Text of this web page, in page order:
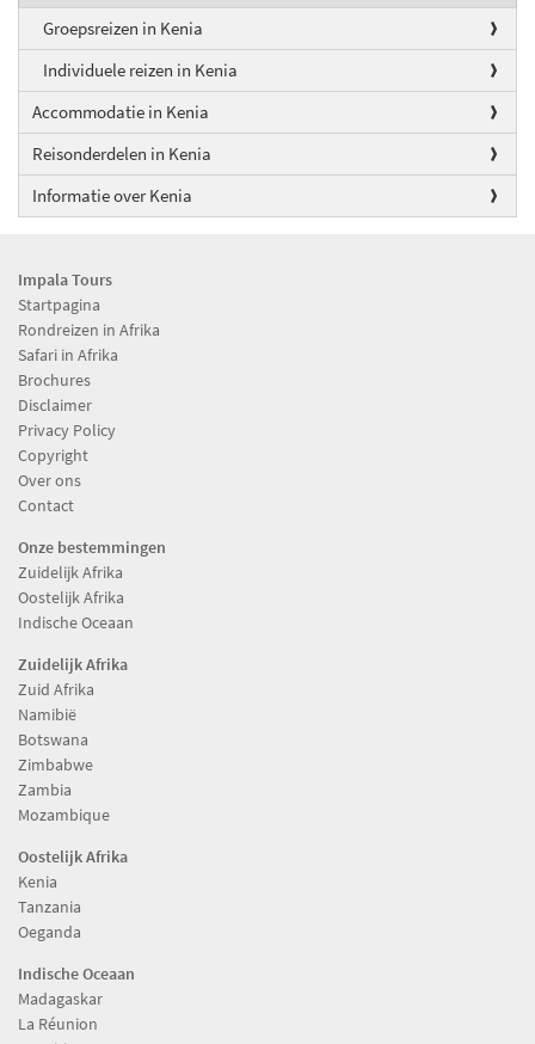
Groepsreizen in Kenia
Individuele reizen in Kenia
Accommodatie in Kenia
Reisonderdelen in Kenia
Informatie over Kenia
Impala Tours
Startpagina
Rondreizen in Afrika
Safari in Afrika
Brochures
Disclaimer
Privacy Policy
Copyright
Over ons
Contact
Onze bestemmingen
Zuidelijk Afrika
Oostelijk Afrika
Indische Oceaan
Zuidelijk Afrika
Zuid Afrika
Namibië
Botswana
Zimbabwe
Zambia
Mozambique
Oostelijk Afrika
Kenia
Tanzania
Oeganda
Indische Oceaan
Madagaskar
La Réunion